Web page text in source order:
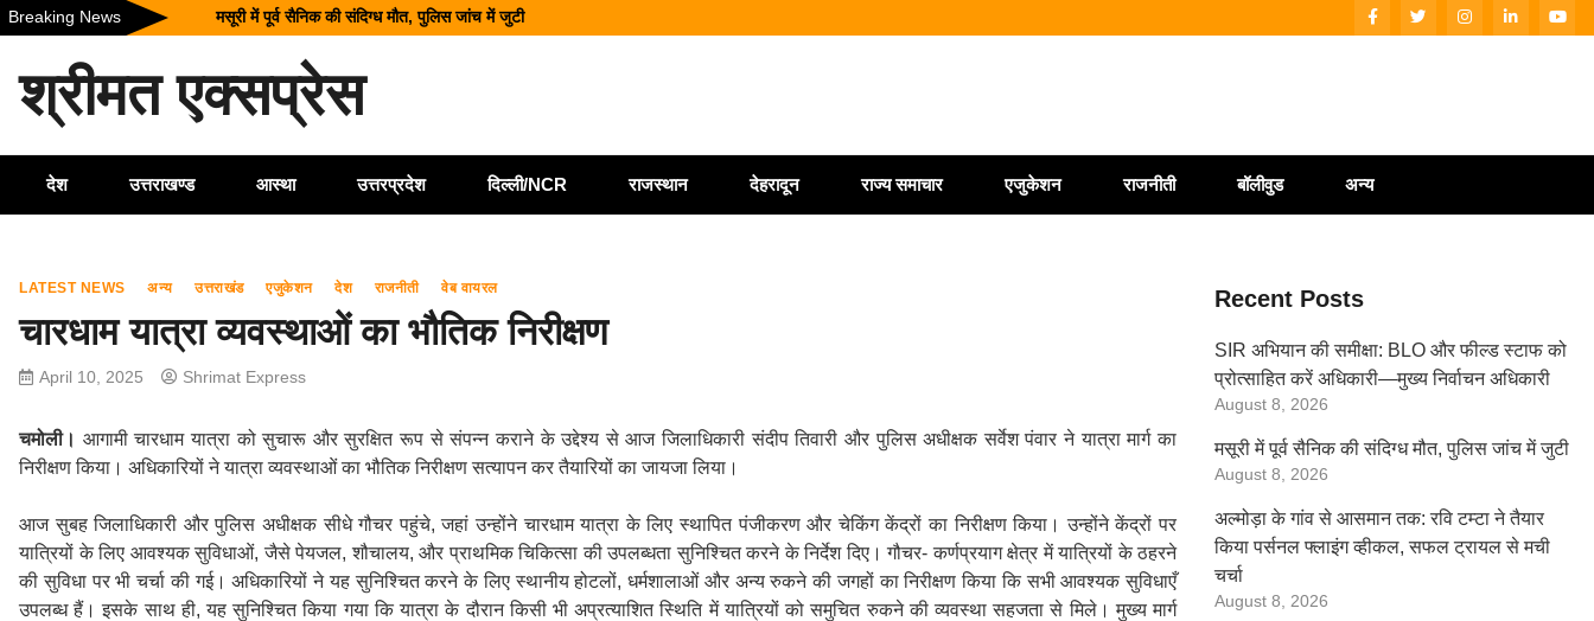
Skip
to
Breaking News
मसूरी में पूर्व सैनिक की संदिग्ध मौत, पुलिस जांच में जुटी
CM धामी का बड़ा तोहफा, 9.87 लाख पेंशन लाभार्थियों को ₹146.32 करोड़ की पेंशन राशि जारी
कॉमनवेल्थ गेम्स 2026 के उत्तराखंड के पदक विजेताओं और प्रशिक्षकों को मुख्यमंत्री धामी ने किया सम्मानित
SIR अभियान की समीक्षा: BLO और फील्ड स्टाफ को प्रोत्साहित करें अधिकारी—मुख्य निर्वाचन अधिकारी
श्रीमत एक्सप्रेस
देश उत्तराखण्ड आस्था उत्तरप्रदेश दिल्ली/NCR राजस्थान देहरादून राज्य समाचार एजुकेशन राजनीती बॉलीवुड अन्य
LATEST NEWS अन्य उत्तराखंड एजुकेशन देश राजनीती वेब वायरल
चारधाम यात्रा व्यवस्थाओं का भौतिक निरीक्षण
April 10, 2025 Shrimat Express
चमोली। आगामी चारधाम यात्रा को सुचारू और सुरक्षित रूप से संपन्न कराने के उद्देश्य से आज जिलाधिकारी संदीप तिवारी और पुलिस अधीक्षक सर्वेश पंवार ने यात्रा मार्ग का
निरीक्षण किया। अधिकारियों ने यात्रा व्यवस्थाओं का भौतिक निरीक्षण सत्यापन कर तैयारियों का जायजा लिया।
आज सुबह जिलाधिकारी और पुलिस अधीक्षक सीधे गौचर पहुंचे, जहां उन्होंने चारधाम यात्रा के लिए स्थापित पंजीकरण और चेकिंग केंद्रों का निरीक्षण किया। उन्होंने केंद्रों पर
यात्रियों के लिए आवश्यक सुविधाओं, जैसे पेयजल, शौचालय, और प्राथमिक चिकित्सा की उपलब्धता सुनिश्चित करने के निर्देश दिए। गौचर- कर्णप्रयाग क्षेत्र में यात्रियों के ठहरने
की सुविधा पर भी चर्चा की गई। अधिकारियों ने यह सुनिश्चित करने के लिए स्थानीय होटलों, धर्मशालाओं और अन्य रुकने की जगहों का निरीक्षण किया कि सभी आवश्यक सुविधाएँ
उपलब्ध हैं। इसके साथ ही, यह सुनिश्चित किया गया कि यात्रा के दौरान किसी भी अप्रत्याशित स्थिति में यात्रियों को समुचित रुकने की व्यवस्था सहजता से मिले। मुख्य मार्ग
Recent Posts
SIR अभियान की समीक्षा: BLO और फील्ड स्टाफ को
प्रोत्साहित करें अधिकारी—मुख्य निर्वाचन अधिकारी
August 8, 2026
मसूरी में पूर्व सैनिक की संदिग्ध मौत, पुलिस जांच में जुटी
August 8, 2026
अल्मोड़ा के गांव से आसमान तक: रवि टम्टा ने तैयार
किया पर्सनल फ्लाइंग व्हीकल, सफल ट्रायल से मची
चर्चा
August 8, 2026